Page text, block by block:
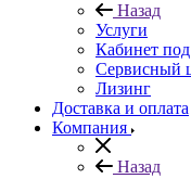
Назад
Услуги
Кабинет
Сервисный
Лизинг
Доставка и оплата
Компания
Назад